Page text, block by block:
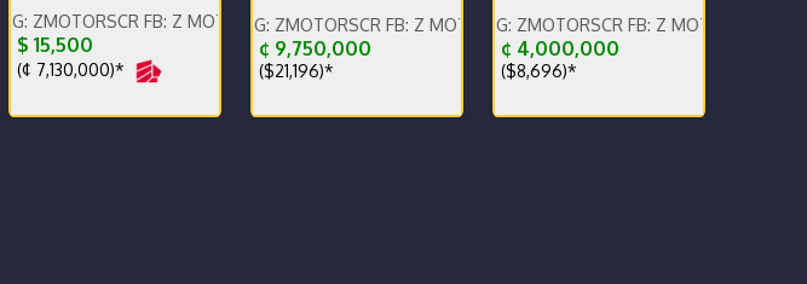
x WhatsApp.
FB: Z MOTORS. Contáctenos x WhatsApp.
$ 15,500
(¢ 7,130,000)*
ENGLISH SPOKEN, IG: ZMOTORSCR FB: Z MOTORS. Contáctenos x WhatsApp.
¢ 9,750,000
($21,196)*
ENGLISH SPOKEN, IG: ZMOTORSCR FB: Z MOTORS. Contáctenos x
¢ 4,000,000
($8,696)*